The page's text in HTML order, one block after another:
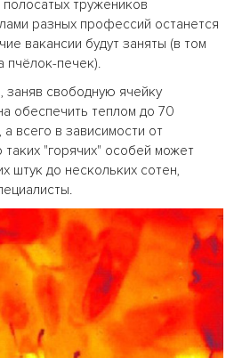
тружеников
разных профессий останется
вакансии будут заняты (в том
пчёлок-печек).
заняв свободную ячейку
обеспечить теплом до 70
всего в зависимости от
"горячих" особей может
штук до нескольких сотен,